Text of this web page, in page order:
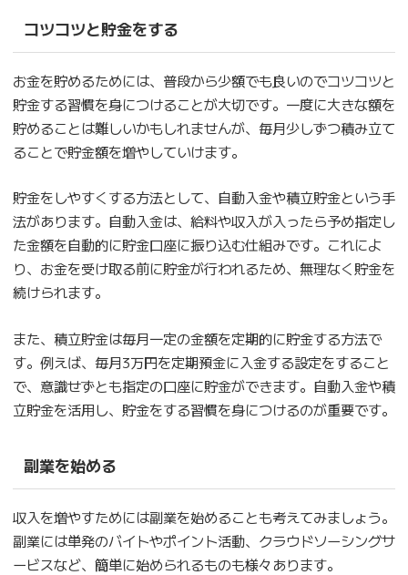
コツコツと貯金をする
お金を貯めるためには、普段から少額でも良いのでコツコツと
貯金する習慣を身につけることが大切です。一度に大きな額を
貯めることは難しいかもしれませんが、毎月少しずつ積み立て
ることで貯金額を増やしていけます。
貯金をしやすくする方法として、自動入金や積立貯金という手
法があります。自動入金は、給料や収入が入ったら予め指定し
た金額を自動的に貯金口座に振り込む仕組みです。これによ
り、お金を受け取る前に貯金が行われるため、無理なく貯金を
続けられます。
また、積立貯金は毎月一定の金額を定期的に貯金する方法で
す。例えば、毎月3万円を定期預金に入金する設定をすること
で、意識せずとも指定の口座に貯金ができます。自動入金や積
立貯金を活用し、貯金をする習慣を身につけるのが重要です。
副業を始める
収入を増やすためには副業を始めることも考えてみましょう。
副業には単発のバイトやポイント活動、クラウドソーシングサ
ービスなど、簡単に始められるものも様々あります。